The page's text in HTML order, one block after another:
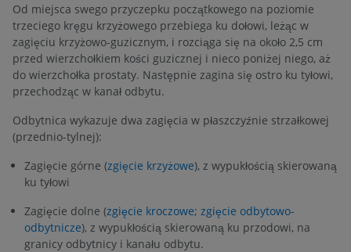
Od miejsca swego przyczepku początkowego na poziomie
trzeciego kręgu krzyżowego przebiega ku dołowi, leżąc w
zagięciu krzyżowo-guzicznym, i rozciąga się na około 2,5 cm
przed wierzchołkiem kości guzicznej i nieco poniżej niego, aż
do wierzchołka prostaty. Następnie zagina się ostro ku tyłowi,
przechodząc w kanał odbytu.
Odbytnica wykazuje dwa zagięcia w płaszczyźnie strzałkowej
(przednio-tylnej):
Zagięcie górne (zgięcie krzyżowe), z wypukłością skierowaną
ku tyłowi
Zagięcie dolne (zgięcie kroczowe; zgięcie odbytowo-
odbytnicze), z wypukłością skierowaną ku przodowi, na
granicy odbytnicy i kanału odbytu.